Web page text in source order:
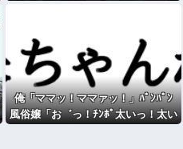
俺「ママッ！ママァッ！」ﾊﾟﾝﾊﾟﾝ
風俗嬢「お゛っ！ﾁﾝﾎﾟ太いっ！太い